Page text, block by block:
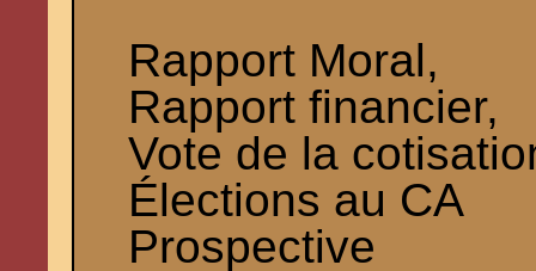
Rapport Moral,
Rapport financier,
Vote de la
Élections au CA
Prospective